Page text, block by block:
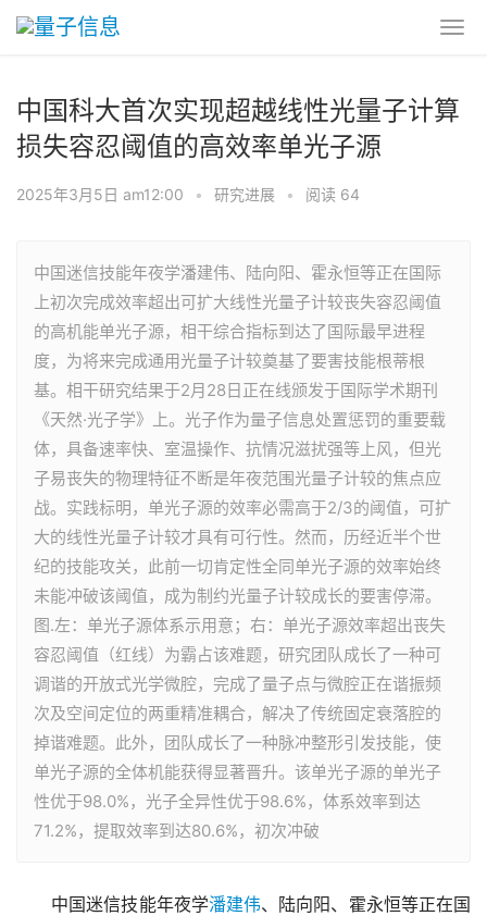
中国科大首次实现超越线性光量子计算
损失容忍阈值的高效率单光子源
2025年3月5日 am12:00 • 研究进展 • 阅读 64
中国迷信技能年夜学潘建伟、陆向阳、霍永恒等正在国际
上初次完成效率超出可扩大线性光量子计较丧失容忍阈值
的高机能单光子源，相干综合指标到达了国际最早进程
度，为将来完成通用光量子计较奠基了要害技能根蒂根
基。相干研究结果于2月28日正在线颁发于国际学术期刊
《天然·光子学》上。光子作为量子信息处置惩罚的重要载
体，具备速率快、室温操作、抗情况滋扰强等上风，但光
子易丧失的物理特征不断是年夜范围光量子计较的焦点应
战。实践标明，单光子源的效率必需高于2/3的阈值，可扩
大的线性光量子计较才具有可行性。然而，历经近半个世
纪的技能攻关，此前一切肯定性全同单光子源的效率始终
未能冲破该阈值，成为制约光量子计较成长的要害停滞。
图.左：单光子源体系示用意；右：单光子源效率超出丧失
容忍阈值（红线）为霸占该难题，研究团队成长了一种可
调谐的开放式光学微腔，完成了量子点与微腔正在谐振频
次及空间定位的两重精准耦合，解决了传统固定衰落腔的
掉谐难题。此外，团队成长了一种脉冲整形引发技能，使
单光子源的全体机能获得显著晋升。该单光子源的单光子
性优于98.0%，光子全异性优于98.6%，体系效率到达
71.2%，提取效率到达80.6%，初次冲破
中国迷信技能年夜学潘建伟、陆向阳、霍永恒等正在国